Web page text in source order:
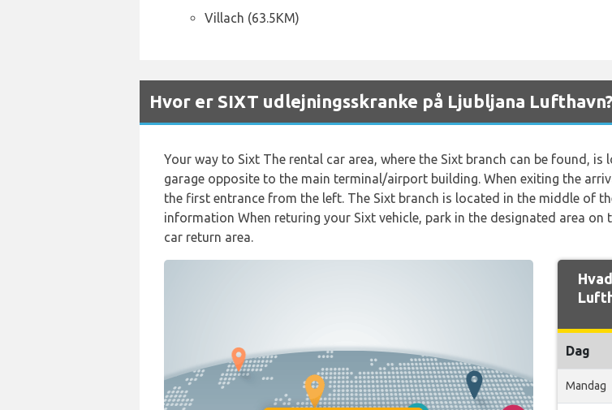
Villach (63.5KM)
Hvor er SIXT udlejningsskranke på Ljubljana Lufthavn?
Your way to Sixt The rental car area, where the Sixt branch can be found,
garage opposite to the main terminal/airport building. When exiting the
the first entrance from the left. The Sixt branch is located in the middle of
information When returing your Sixt vehicle, park in the designated area
car return area.
Dag
Mandag